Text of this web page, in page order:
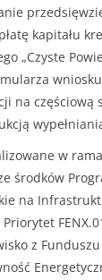
kapitału
„Czyste
na częściową
w
środków
na
Priorytet
z